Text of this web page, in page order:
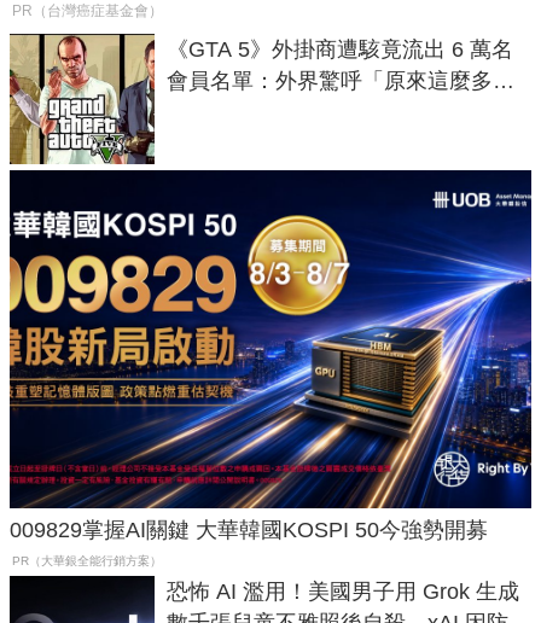
PR（台灣癌症基金會）
《GTA 5》外掛商遭駭竟流出 6 萬名
會員名單：外界驚呼「原來這麼多人
009829掌握AI關鍵 大華韓國KOSPI 50今強勢開募
PR（大華銀全能行銷方案）
恐怖 AI 濫用！美國男子用 Grok 生成